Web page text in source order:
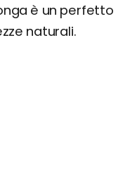
è un perfetto
naturali.